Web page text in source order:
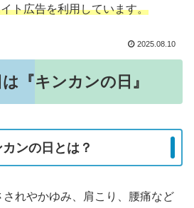
ト広告を利用しています。
2025.08.10
『キンカンの日』
カンの日とは？
れやかゆみ、肩こり、腰痛など